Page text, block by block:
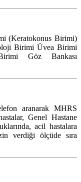
(Keratokonus Birimi)
Birimi Üvea Birimi
Göz Bankası
aranarak MHRS
Genel Hastane
acil hastalara
verdiği ölçüde sıra